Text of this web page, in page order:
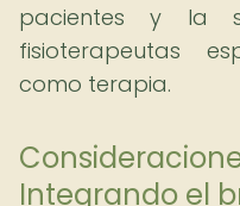
pacientes y la
fisioterapeutas
como terapia.
Integrando el